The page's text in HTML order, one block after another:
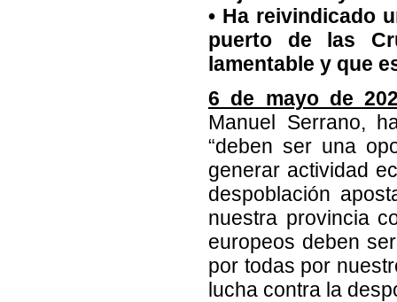
• Ha reivindicado
puerto de las
lamentable y que
6 de mayo de
Manuel Serrano,
“deben ser una
generar actividad
despoblación
nuestra provincia
europeos deben
por todas por
lucha contra la